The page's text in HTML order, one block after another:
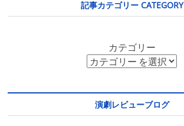
記事カテゴリー CATEGORY
カテゴリー
演劇レビューブログ